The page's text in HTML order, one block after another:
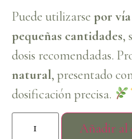
Puede utilizarse por
pequeñas cantidades,
dosis recomendadas.
natural, presentado
dosificación precisa.
Añadir al